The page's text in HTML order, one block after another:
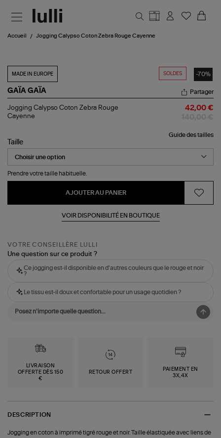
Accueil Jogging Calypso Coton Zebra Rouge Cayenne
SOLDES -70%
MADE IN EUROPE
GAÏA GAÏA
Jogging
Calypso
Coton
Rouge
Cayenne
Partager
Jogging Calypso Coton Zebra Rouge
Cayenne
42,00 €
Guide des tailles
Taille
Prendre votre taille habituelle.
AJOUTER AU PANIER
VOIR DISPONIBILITÉ EN BOUTIQUE
VOTRE CONSEILLÈRE LULLI
Une question sur ce produit ?
Ce jogging est-il disponible en d'autres couleurs que le rouge et noir
?
Le tissu est-il doux et confortable pour un usage quotidien ?
LIVRAISON
OFFERTE DÈS 150
€
RETOUR OFFERT
PAIEMENT EN
3X,4X
DESCRIPTION
Jogging en coton à imprimé tigré rouge et noir. Taille élastiquée avec liens de